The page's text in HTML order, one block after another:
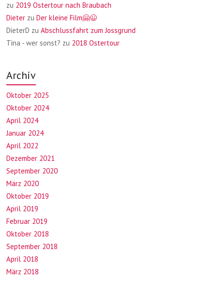
zu 2019 Ostertour nach Braubach
Dieter zuDer kleine Film🤗😉
DieterD zuAbschlussfahrt zum Jossgrund
Tina - wer sonst? zu 2018 Ostertour
Archiv
Oktober 2025
Oktober 2024
April 2024
Januar 2024
April 2022
Dezember 2021
September 2020
März 2020
Oktober 2019
April 2019
Februar 2019
Oktober 2018
September 2018
April 2018
März 2018